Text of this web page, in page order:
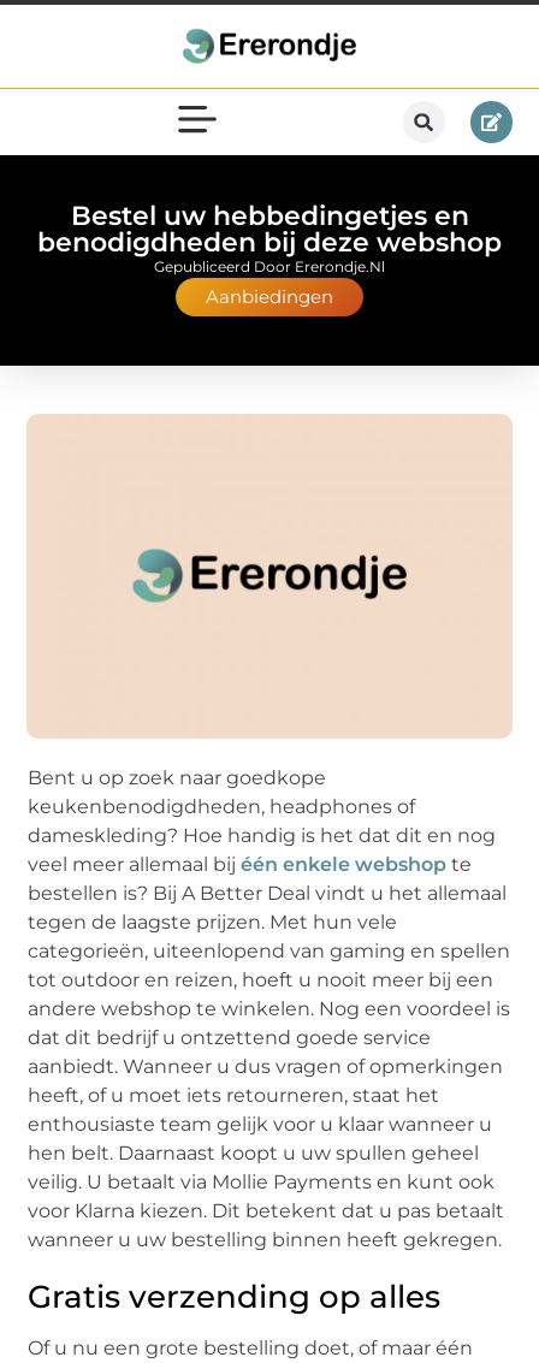
Bestel uw hebbedingetjes en
benodigdheden bij deze webshop
Aanbiedingen
Gepubliceerd Door Ererondje.nl
Bent u op zoek naar goedkope
keukenbenodigdheden, headphones of
dameskleding? Hoe handig is het dat dit en nog
veel meer allemaal bijéén enkele webshop te
bestellen is? Bij A Better Deal vindt u het allemaal
tegen de laagste prijzen. Met hun vele
categorieën, uiteenlopend van gaming en spellen
tot outdoor en reizen, hoeft u nooit meer bij een
andere webshop te winkelen. Nog een voordeel is
dat dit bedrijf u ontzettend goede service
aanbiedt. Wanneer u dus vragen of opmerkingen
heeft, of u moet iets retourneren, staat het
enthousiaste team gelijk voor u klaar wanneer u
hen belt. Daarnaast koopt u uw spullen geheel
veilig. U betaalt via Mollie Payments en kunt ook
voor Klarna kiezen. Dit betekent dat u pas betaalt
wanneer u uw bestelling binnen heeft gekregen.
Gratis verzending op alles
Of u nu een grote bestelling doet, of maar één